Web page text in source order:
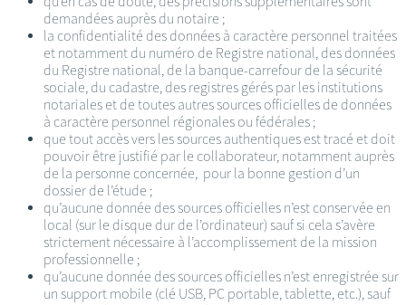
demandées auprès du notaire ;
la confidentialité des données à caractère personnel traitées
et notamment du numéro de Registre national, des données
du Registre national, de la banque-carrefour de la sécurité
sociale, du cadastre, des registres gérés par les institutions
notariales et de toutes autres sources officielles de données
à caractère personnel régionales ou fédérales ;
que tout accès vers les sources authentiques est tracé et doit
pouvoir être justifié par le collaborateur, notamment auprès
de la personne concernée, pour la bonne gestion d’un
dossier de l’étude ;
qu’aucune donnée des sources officielles n’est conservée en
local (sur le disque dur de l’ordinateur) sauf si cela s’avère
strictement nécessaire à l’accomplissement de la mission
professionnelle ;
qu’aucune donnée des sources officielles n’est enregistrée sur
un support mobile (clé USB, PC portable, tablette, etc.), sauf